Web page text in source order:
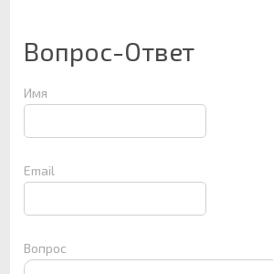
Вопрос-Ответ
Имя
Email
Вопрос